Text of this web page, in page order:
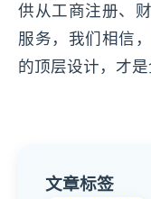
供从工商注册、
服务，我们相信
的顶层设计，才是
文章标签